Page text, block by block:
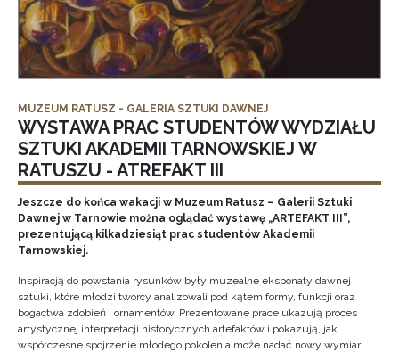
MUZEUM RATUSZ - GALERIA SZTUKI DAWNEJ
WYSTAWA PRAC STUDENTÓW WYDZIAŁU
SZTUKI AKADEMII TARNOWSKIEJ W
RATUSZU - ATREFAKT III
Jeszcze do końca wakacji w Muzeum Ratusz – Galerii Sztuki
Dawnej w Tarnowie można oglądać wystawę „ARTEFAKT III”,
prezentującą kilkadziesiąt prac studentów Akademii
Tarnowskiej.
Inspiracją do powstania rysunków były muzealne eksponaty dawnej
sztuki, które młodzi twórcy analizowali pod kątem formy, funkcji oraz
bogactwa zdobień i ornamentów. Prezentowane prace ukazują proces
artystycznej interpretacji historycznych artefaktów i pokazują, jak
współczesne spojrzenie młodego pokolenia może nadać nowy wymiar